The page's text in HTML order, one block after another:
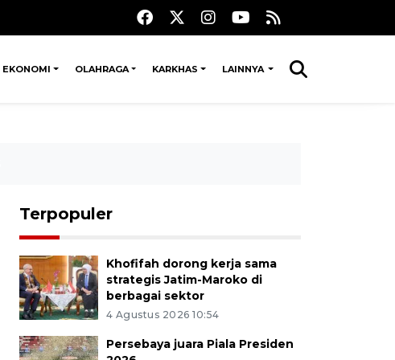
EKONOMI OLAHRAGA KARKHAS LAINNYA
Terpopuler
Khofifah dorong kerja sama
strategis Jatim-Maroko di
berbagai sektor
4 Agustus 2026 10:54
Persebaya juara Piala Presiden